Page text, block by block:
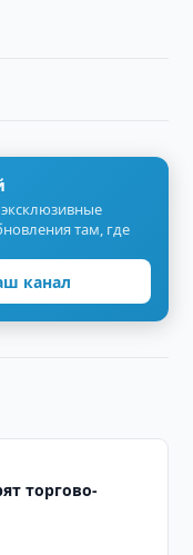
там, где
канал
торгово-